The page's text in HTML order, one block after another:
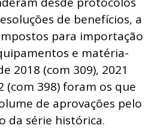
de benefícios, a
para importação
e matéria-
2018 (com 309), 2021
(com 398) foram os que
de aprovações pelo
da série histórica.